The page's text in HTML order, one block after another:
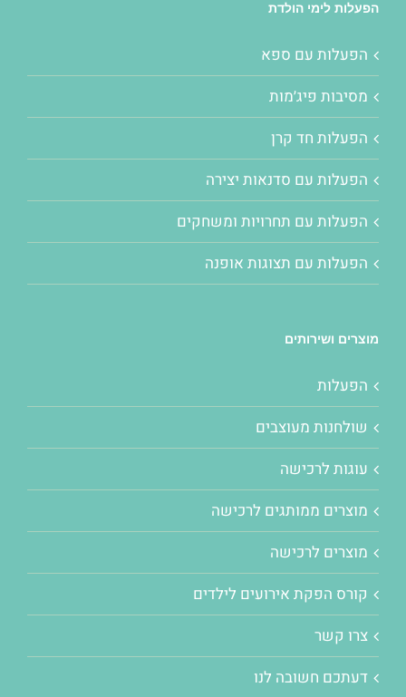
הפעלות לימי הולדת
הפעלות עם ספא
מסיבות פיג׳מות
הפעלות חד קרן
הפעלות עם סדנאות יצירה
הפעלות עם תחרויות ומשחקים
הפעלות עם תצוגות אופנה
מוצרים ושירותים
הפעלות
שולחנות מעוצבים
עוגות לרכישה
מוצרים ממותגים לרכישה
מוצרים לרכישה
קורס הפקת אירועים לילדים
צרו קשר
דעתכם חשובה לנו